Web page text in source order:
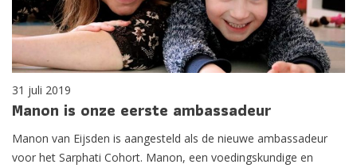
31 juli 2019
Manon is onze eerste ambassadeur
Manon van Eijsden is aangesteld als de nieuwe ambassadeur
voor het Sarphati Cohort. Manon, een voedingskundige en